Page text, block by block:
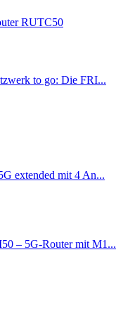
RUTC50
to go: Die FRI...
extended mit 4 An...
– 5G-Router mit M1...